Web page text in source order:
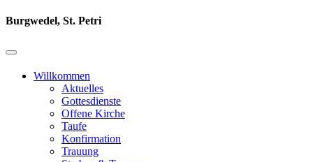
Burgwedel, St. Petri
Willkommen
Aktuelles
Gottesdienste
Offene Kirche
Taufe
Konfirmation
Trauung